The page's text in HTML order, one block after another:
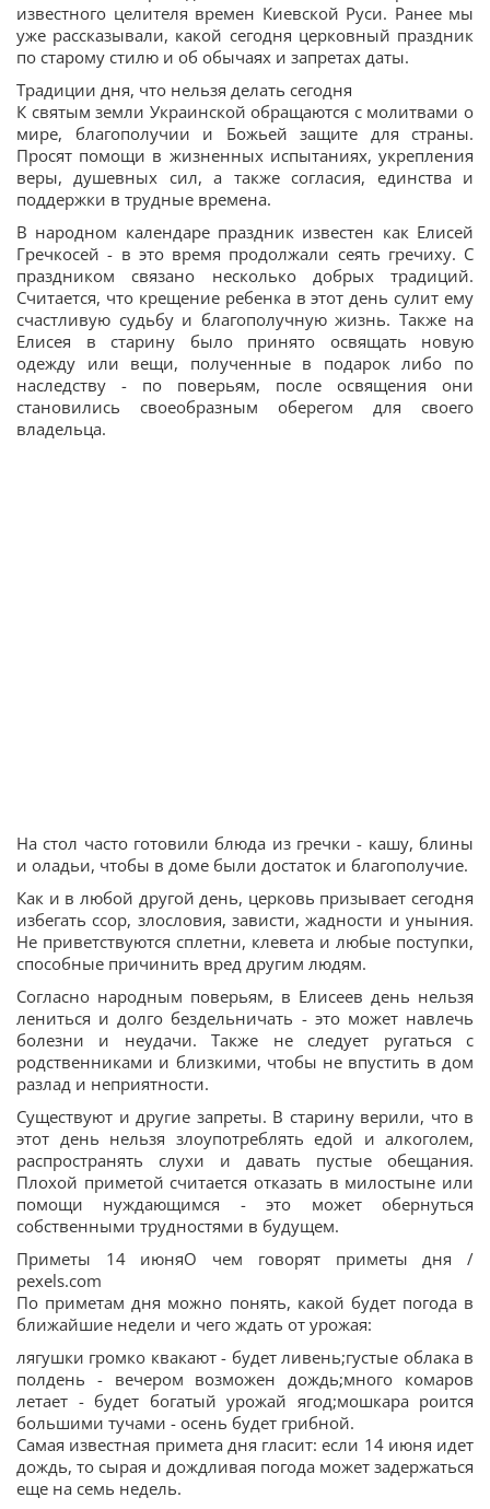
известного целителя времен Киевской Руси. Ранее мы
уже рассказывали, какой сегодня церковный праздник
по старому стилю и об обычаях и запретах даты.
Традиции дня, что нельзя делать сегодня
К святым земли Украинской обращаются с молитвами о
мире, благополучии и Божьей защите для страны.
Просят помощи в жизненных испытаниях, укрепления
веры, душевных сил, а также согласия, единства и
поддержки в трудные времена.
В народном календаре праздник известен как Елисей
Гречкосей - в это время продолжали сеять гречиху. С
праздником связано несколько добрых традиций.
Считается, что крещение ребенка в этот день сулит ему
счастливую судьбу и благополучную жизнь. Также на
Елисея в старину было принято освящать новую
одежду или вещи, полученные в подарок либо по
наследству - по поверьям, после освящения они
становились своеобразным оберегом для своего
владельца.
На стол часто готовили блюда из гречки - кашу, блины
и оладьи, чтобы в доме были достаток и благополучие.
Как и в любой другой день, церковь призывает сегодня
избегать ссор, злословия, зависти, жадности и уныния.
Не приветствуются сплетни, клевета и любые поступки,
способные причинить вред другим людям.
Согласно народным поверьям, в Елисеев день нельзя
лениться и долго бездельничать - это может навлечь
болезни и неудачи. Также не следует ругаться с
родственниками и близкими, чтобы не впустить в дом
разлад и неприятности.
Существуют и другие запреты. В старину верили, что в
этот день нельзя злоупотреблять едой и алкоголем,
распространять слухи и давать пустые обещания.
Плохой приметой считается отказать в милостыне или
помощи нуждающимся - это может обернуться
собственными трудностями в будущем.
Приметы 14 июняО чем говорят приметы дня /
pexels.com
По приметам дня можно понять, какой будет погода в
ближайшие недели и чего ждать от урожая:
лягушки громко квакают - будет ливень;густые облака в
полдень - вечером возможен дождь;много комаров
летает - будет богатый урожай ягод;мошкара роится
большими тучами - осень будет грибной.
Самая известная примета дня гласит: если 14 июня идет
дождь, то сырая и дождливая погода может задержаться
еще на семь недель.